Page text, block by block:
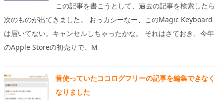
この記事を書こうとして、過去の記事を検索したら
次のものが出てきました。 おっカシーなー、このMagic Keyboard
は届いてない。キャンセルしちゃったかな。 それはさておき、今年
のApple Storeの初売りで、M
昔使っていたココログフリーの記事を編集できなく
なりました